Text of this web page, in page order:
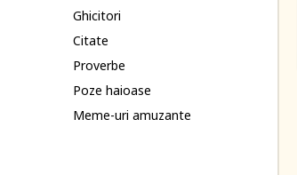
Ghicitori
Citate
Proverbe
Poze haioase
Meme-uri amuzante